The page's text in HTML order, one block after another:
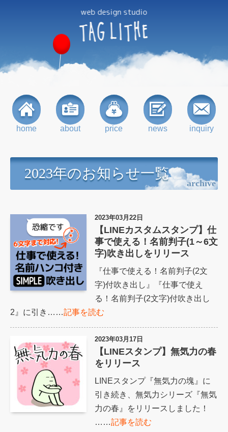
web design studio
TAGLITHE
home about price news inquiry
2023年のお知らせ一覧
archive
2023年03月22日
【LINEカスタムスタンプ】仕
事で使える！名前判子(1～6文
字)吹き出しをリリース
『仕事で使える！名前判子(2文
字)付吹き出し』『仕事で使え
る！名前判子(2文字)付吹き出し
2』に引き……記事を読む
2023年03月17日
【LINEスタンプ】無気力の春
をリリース
LINEスタンプ『無気力の塊』に
引き続き、無気力シリーズ『無気
力の春』をリリースしました！
……記事を読む